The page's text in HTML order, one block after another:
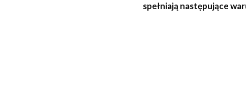
spełniają następujące